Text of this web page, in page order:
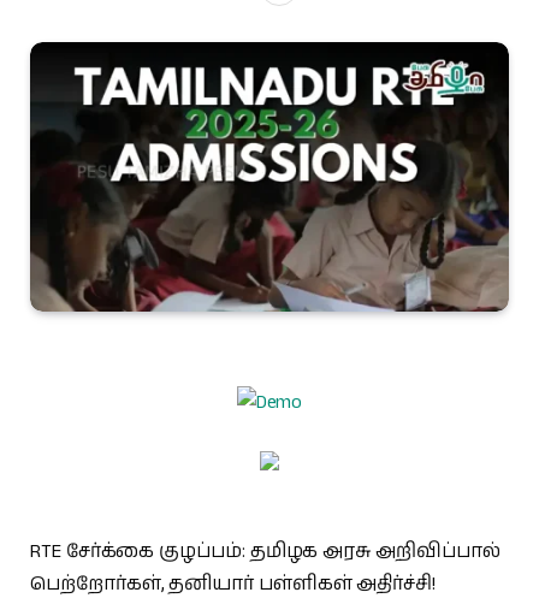
RTE சேர்க்கை குழப்பம்: தமிழக அரசு அறிவிப்பால்
பெற்றோர்கள், தனியார் பள்ளிகள் அதிர்ச்சி!